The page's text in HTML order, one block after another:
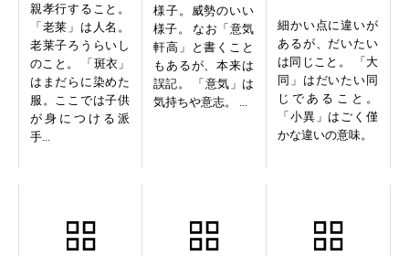
親孝行すること。
「老莱」は人名。
老莱子ろうらいし
のこと。 「斑衣」
はまだらに染めた
服。ここでは子供
が身につける派
手...
様子。威勢のいい
様子。 なお「意気
軒高」と書くこと
もあるが、本来は
誤記。 「意気」は
気持ちや意志。 ...
細かい点に違いが
あるが、だいたい
は同じこと。 「大
同」はだいたい同
じであること。
「小異」はごく僅
かな違いの意味。